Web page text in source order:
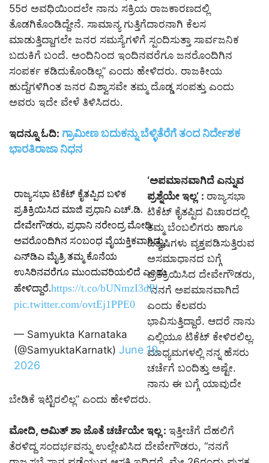
55ರ ಅವಧಿಯಿಂದಲೇ ನಾನು ಸಕ್ರಿಯ ರಾಜಕಾರಣದಲ್ಲಿ
ತೊಡಗಿಕೊಂಡಿದ್ದೇನೆ. ಸಾಮಾನ್ಯ ಗುತ್ತಿಗೆದಾರನಾಗಿ ಕೆಲಸ
ಮಾಡುತ್ತಿದ್ದಾಗಲೇ ಜನರ ಸಮಸ್ಯೆಗಳಿಗೆ ಸ್ಪಂದಿಸುತ್ತಾ ಸಾರ್ವಜನಿಕ
ಬದುಕಿಗೆ ಬಂದೆ. ಅಂದಿನಿಂದ ಇಂದಿನವರೆಗೂ ಜನರೊಂದಿಗಿನ
ಸಂಪರ್ಕ ಕಡಿದುಕೊಂಡಿಲ್ಲ” ಎಂದು ಹೇಳಿದರು. ರಾಜಕೀಯ
ಹುದ್ದೆಗಳಿಗಿಂತ ಜನರ ವಿಶ್ವಾಸವೇ ತಮ್ಮ ದೊಡ್ಡ ಸಂಪತ್ತು ಎಂದು
ಅವರು ಇದೇ ವೇಳೆ ತಿಳಿಸಿದರು.
ಇದನ್ನೂ ಓದಿ: ಗ್ರಾಮೀಣ ಬದುಕನ್ನು ಬೆಳ್ಳಿತೆರೆಗೆ ತಂದ ನಿರ್ದೇಶಕ
ಭಾರತಿರಾಜಾ ನಿಧನ
ರಾಜ್ಯಸಭಾ ಟಿಕೆಟ್ ಕೈತಪ್ಪಿದ ಬಳಿಕ
ಪ್ರತಿಕ್ರಿಯಿಸಿದ ಮಾಜಿ ಪ್ರಧಾನಿ ಎಚ್‌.ಡಿ.
ದೇವೇಗೌಡರು, ಪ್ರಧಾನಿ ನರೇಂದ್ರ ಮೋದಿ
ಅವರೊಂದಿಗಿನ ಸಂಬಂಧ ವೈಯಕ್ತಿಕವಾಗಿದ್ದು,
ಎನ್‌ಡಿಎ ಮೈತ್ರಿ ತಮ್ಮ ಕೊನೆಯ
ಉಸಿರಿನವರೆಗೂ ಮುಂದುವರಿಯಲಿದೆ ಎಂದು
ಹೇಳಿದ್ದಾರೆ.https://t.co/bUNmzI3dPj
pic.twitter.com/ovtEj1PPE0
— Samyukta Karnataka
(@SamyuktaKarnatk)June 10,
2026
‘ಅಪಮಾನವಾಗಿದೆ ಎನ್ನುವ
ಪ್ರಶ್ನೆಯೇ ಇಲ್ಲ’ : ರಾಜ್ಯಸಭಾ
ಟಿಕೆಟ್ ಕೈತಪ್ಪಿದ ವಿಚಾರದಲ್ಲಿ
ತಮ್ಮ ಬೆಂಬಲಿಗರು ಹಾಗೂ
ಹಿತೈಷಿಗಳು ವ್ಯಕ್ತಪಡಿಸುತ್ತಿರುವ
ಅಸಮಾಧಾನದ ಬಗ್ಗೆ
ಪ್ರತಿಕ್ರಿಯಿಸಿದ ದೇವೇಗೌಡರು,
“ನನಗೆ ಅಪಮಾನವಾಗಿದೆ
ಎಂದು ಕೆಲವರು
ಭಾವಿಸುತ್ತಿದ್ದಾರೆ. ಆದರೆ ನಾನು
ಎಲ್ಲಿಯೂ ಟಿಕೆಟ್ ಕೇಳಿರಲಿಲ್ಲ.
ಮಾಧ್ಯಮಗಳಲ್ಲಿ ನನ್ನ ಹೆಸರು
ಚರ್ಚೆಗೆ ಬಂದಿತ್ತು ಅಷ್ಟೇ.
ನಾನು ಈ ಬಗ್ಗೆ ಯಾವುದೇ
ಬೇಡಿಕೆ ಇಟ್ಟಿರಲಿಲ್ಲ” ಎಂದು ಹೇಳಿದರು.
ಮೋದಿ, ಅಮಿತ್ ಶಾ ಜೊತೆ ಚರ್ಚೆಯೇ ಇಲ್ಲ : ಇತ್ತೀಚೆಗೆ ದೆಹಲಿಗೆ
ತೆರಳಿದ್ದ ಸಂದರ್ಭವನ್ನು ಉಲ್ಲೇಖಿಸಿದ ದೇವೇಗೌಡರು, “ನನಗೆ